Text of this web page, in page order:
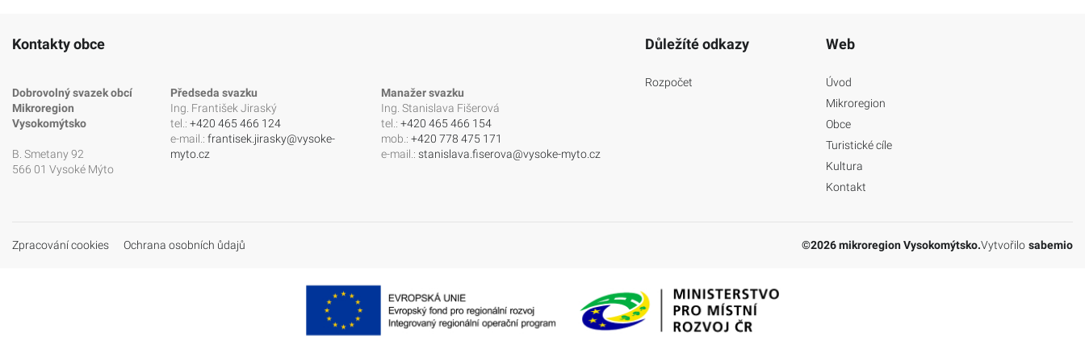
Kontakty obce
Dobrovolný svazek obcí
Mikroregion
Vysokomýtsko
B. Smetany 92
566 01 Vysoké Mýto
Předseda svazku
Ing. František Jiraský
tel.: +420 465 466 124
e-mail.: frantisek.jirasky@vysoke-
myto.cz
Manažer svazku
Ing. Stanislava Fišerová
tel.:+420 465 466 154
mob.:+420 778 475 171
e-mail.:stanislava.fiserova@vysoke-myto.cz
Důležíté odkazy
Rozpočet
Web
Úvod
Mikroregion
Obce
Turistické cíle
Kultura
Kontakt
Zpracování cookies Ochrana osobních ůdajů ©2026 mikroregion Vysokomýtsko.Vytvořilo sabemio